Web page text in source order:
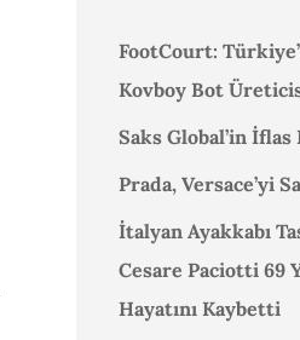
FootCourt:
Kovboy Bot
Saks Global’in
Prada, Versace’yi
İtalyan Ayakkabı
Cesare Paciotti 69
Hayatını Kaybetti